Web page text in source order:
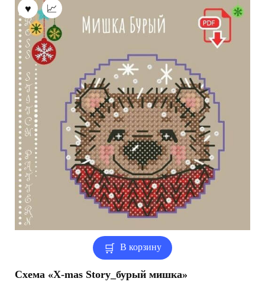
В корзину
Схема «X-mas Story_бурый мишка»